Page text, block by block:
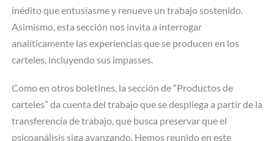
inédito que entusiasme y renueve un trabajo sostenido.
Asimismo, esta sección nos invita a interrogar
analíticamente las experiencias que se producen en los
carteles, incluyendo sus impasses.
Como en otros boletines, la sección de “Productos de
carteles” da cuenta del trabajo que se despliega a partir de la
transferencia de trabajo, que busca preservar que el
psicoanálisis siga avanzando. Hemos reunido en este